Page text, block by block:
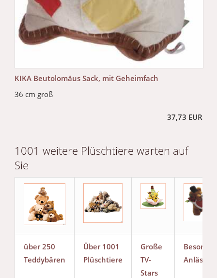
KIKA Beutolomäus Sack, mit Geheimfach
36 cm groß
37,73 EUR
1001 weitere Plüschtiere warten auf
Sie
über 250
Teddybären
Über 1001
Plüschtiere
Große
TV-
Stars
Anlässe